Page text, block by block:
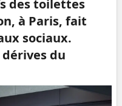
des toilettes
à Paris, fait
sociaux.
du